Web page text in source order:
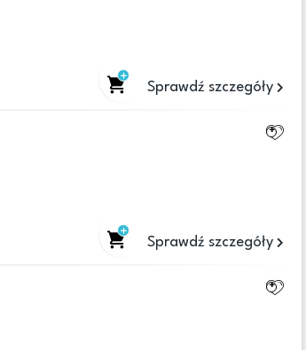
Sprawdź szczegóły
Sprawdź szczegóły